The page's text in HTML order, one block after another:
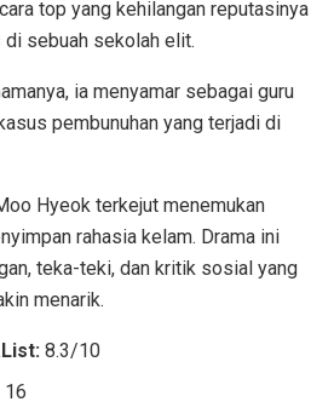
top yang kehilangan reputasinya
sebuah sekolah elit.
ia menyamar sebagai guru
pembunuhan yang terjadi di
Hyeok terkejut menemukan
rahasia kelam. Drama ini
teka-teki, dan kritik sosial yang
menarik.
8.3/10
16